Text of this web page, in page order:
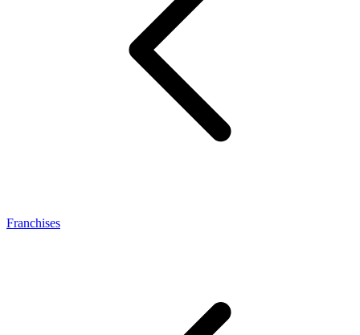
Franchises